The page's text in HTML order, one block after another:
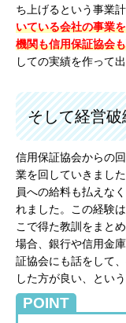
ち上げるという事業
いている会社の事業
機関も信用保証協会
しての実績を作って
そして経営破
信用保証協会からの
業を回していきまし
員への給料も払えな
れました。この経験
こで得た教訓をまと
場合、銀行や信用金
証協会にも話をして
した方が良い、という
POINT